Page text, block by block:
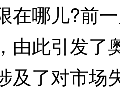
在哪儿?前
由此引发了
及了对市场